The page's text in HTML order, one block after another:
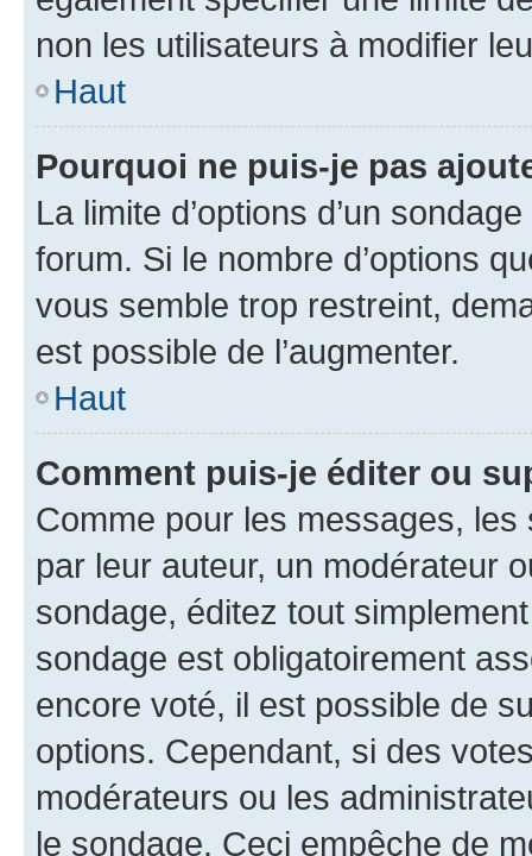
non les utilisateurs à modifier
Haut
Pourquoi ne puis-je pas
La limite d’options d’un
forum. Si le nombre d’options
vous semble trop restreint,
est possible de l’augmenter.
Haut
Comment puis-je éditer ou
Comme pour les messages,
par leur auteur, un modérateur
sondage, éditez tout
sondage est obligatoirement
encore voté, il est possible de
options. Cependant, si des
modérateurs ou les
le sondage. Ceci empêche de